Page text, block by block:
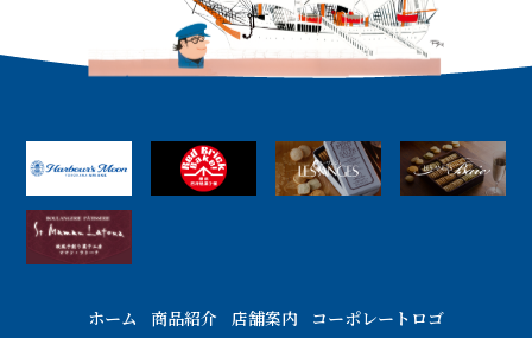
り
ホーム 商品紹介 店舗案内
コーポレートロゴ